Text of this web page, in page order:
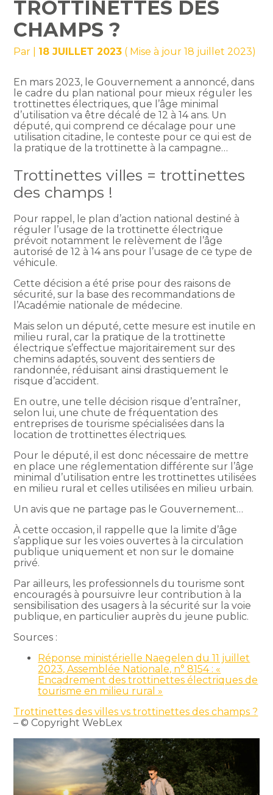
TROTTINETTES DES
CHAMPS ?
Par 18 JUILLET 2023 ( Mise à jour 18 juillet 2023)
En mars 2023, le Gouvernement a annoncé, dans
le cadre du plan national pour mieux réguler les
trottinettes électriques, que l’âge minimal
d’utilisation va être décalé de 12 à 14 ans. Un
député, qui comprend ce décalage pour une
utilisation citadine, le conteste pour ce qui est de
la pratique de la trottinette à la campagne…
Trottinettes villes = trottinettes
des champs !
Pour rappel, le plan d’action national destiné à
réguler l’usage de la trottinette électrique
prévoit notamment le relèvement de l’âge
autorisé de 12 à 14 ans pour l’usage de ce type de
véhicule.
Cette décision a été prise pour des raisons de
sécurité, sur la base des recommandations de
l’Académie nationale de médecine.
Mais selon un député, cette mesure est inutile en
milieu rural, car la pratique de la trottinette
électrique s’effectue majoritairement sur des
chemins adaptés, souvent des sentiers de
randonnée, réduisant ainsi drastiquement le
risque d’accident.
En outre, une telle décision risque d’entraîner,
selon lui, une chute de fréquentation des
entreprises de tourisme spécialisées dans la
location de trottinettes électriques.
Pour le député, il est donc nécessaire de mettre
en place une réglementation différente sur l’âge
minimal d’utilisation entre les trottinettes utilisées
en milieu rural et celles utilisées en milieu urbain.
Un avis que ne partage pas le Gouvernement…
À cette occasion, il rappelle que la limite d’âge
s’applique sur les voies ouvertes à la circulation
publique uniquement et non sur le domaine
privé.
Par ailleurs, les professionnels du tourisme sont
encouragés à poursuivre leur contribution à la
sensibilisation des usagers à la sécurité sur la voie
publique, en particulier auprès du jeune public.
Sources :
Réponse ministérielle Naegelen du 11 juillet
2023, Assemblée Nationale, n° 8154 : «
Encadrement des trottinettes électriques de
tourisme en milieu rural »
Trottinettes des villes vs trottinettes des champs ?
– © Copyright WebLex